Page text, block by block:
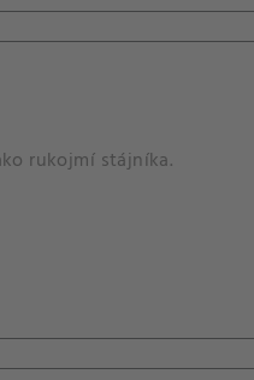
rukojmí stájníka.